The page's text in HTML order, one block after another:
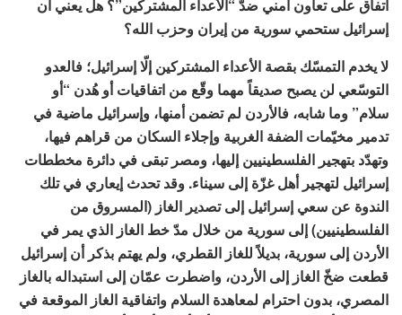
اتفاق على تعاون أمني ضدّ “الأعداء المشتركين”؟ هل يعني أن
إسرائيل ستحمي سورية من إيران وحزب الله؟
لا يخدم التمسّك بقصة الأعداء المشتركين إلّا إسرائيل؛ فالعدو
التوسّعي لن يصبح صديقاً مهما وقّع من اتفاقيات أو هُدن “أو
سلام” وما شابه، فالأردن لم تضمن أمنها، وإسرائيل ماضية في
تدمير مخيّمات الضفة الغربية وإجلاء السكان من قراهم فيها،
وتهدّد بتهجير الفلسطينيين إليها، ومصر تبقى في دائرة مخططات
إسرائيل لتهجير أهل غزّة إلى سيناء. وقد تحدث إيعاري في تلك
الندوة عن سعي إسرائيل إلى تصدير الغاز (المسروق من
الفلسطينيين) إلى سورية من خلال مدّ خط الغاز الذي يمر في
الأردن إلى سورية، بديلاً للغاز القطري، ولم يهتم بذكر أن إسرائيل
قطعت ضخّ الغاز إلى الأردن، واضطرت عمّان إلى استبداله بالغاز
المصري، بدون احترام لمعاهدة السلام واتفاقية الغاز الموقعة في